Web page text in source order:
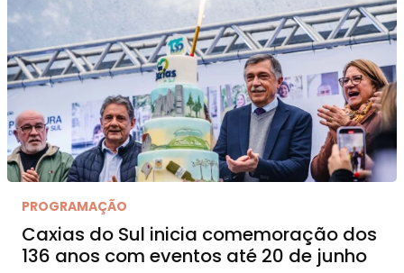
PROGRAMAÇÃO
Caxias do Sul inicia comemoração dos
136 anos com eventos até 20 de junho